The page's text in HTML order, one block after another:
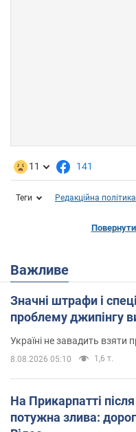
11 141
Теги Редакційна політика
Важливе
Значні штрафи і
проблему джипінгу
Україні не завадить взяти
8.08.2026 05:10 1,6 т.
На Прикарпатті
потужна злива: